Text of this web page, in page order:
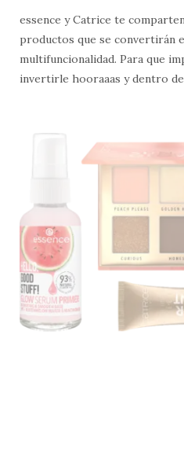
essence y Catrice te
productos que se convertirán
multifuncionalidad. Para que
invertirle hooraaas y dentro